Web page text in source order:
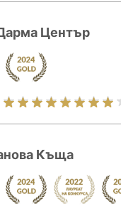
Център
Къща